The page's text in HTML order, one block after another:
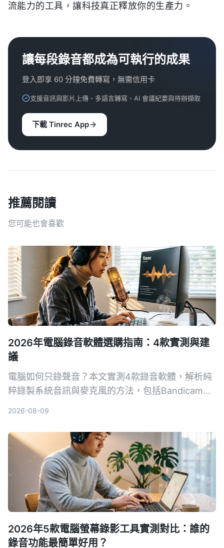
流能力的工具，讓科技真正釋放你的生產力。
讓每段錄音都成為可執行的成果
登入即享 60 分鐘免費轉寫，無需信用卡
支援音訊與影片上傳、多語言轉寫、AI 會議紀要與待辦擷取
下載 Tinrec App
推薦閱讀
您可能也會喜歡
2026年電腦錄音軟體選購指南：4款實測與建
議
電腦如何只錄聲音？本文實測4款錄音軟體，解析純
粹錄製系統音訊與麥克風的方法，包括Bandicam、
2026-08-09
2026年5款電腦螢幕錄影工具實測對比：誰的
錄音功能最簡單好用？